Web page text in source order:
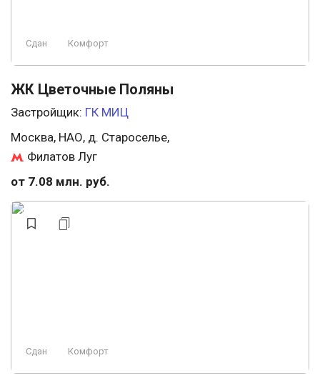
Сдан Комфорт
ЖК Цветочные Поляны
Застройщик: ГК МИЦ
Москва, НАО, д. Староселье,
Филатов Луг
от 7.08 млн. руб.
Сдан Комфорт